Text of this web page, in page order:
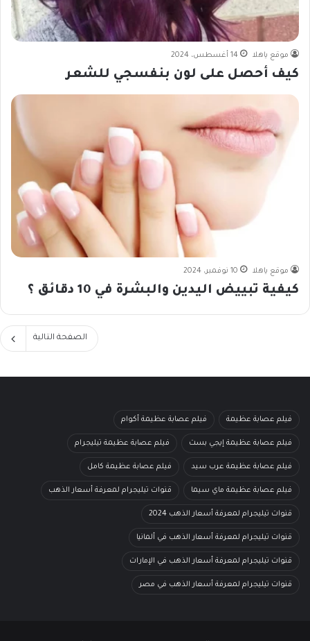
موقع ياهلا 14 أغسطس، 2024
كيف أحصل على لون بنفسجي للشعر
موقع ياهلا 10 نوفمبر، 2024
كيفية تبييض اليدين والبشرة في 10 دقائق ؟
الصفحة التالية
فيلم عصابة عظيمة فيلم عصابة عظيمة أكوام
فيلم عصابة عظيمة إيجي بست فيلم عصابة عظيمة تيليجرام
فيلم عصابة عظيمة عرب سيد فيلم عصابة عظيمة كامل
فيلم عصابة عظيمة ماي سيما قنوات تيليجرام لمعرفة أسعار الذهب
قنوات تيليجرام لمعرفة أسعار الذهب 2024
قنوات تيليجرام لمعرفة أسعار الذهب في ألمانيا
قنوات تيليجرام لمعرفة أسعار الذهب في الإمارات
قنوات تيليجرام لمعرفة أسعار الذهب في مصر